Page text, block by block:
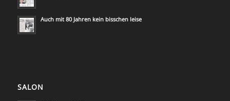
Auch mit 80 Jahren kein bisschen leise
SALON